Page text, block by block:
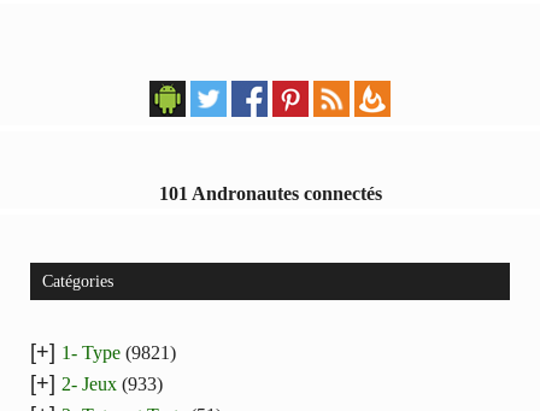
101 Andronautes connectés
Catégories
[+] 1- Type (9821)
[+] 2- Jeux (933)